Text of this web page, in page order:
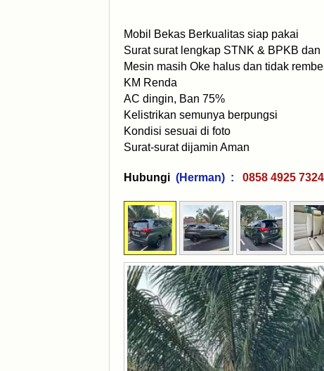
Mobil Bekas Berkualitas siap pakai
Surat surat lengkap STNK & BPKB
Mesin masih Oke halus dan tidak
KM Renda
AC dingin, Ban 75%
Kelistrikan semunya berpungsi
Kondisi sesuai di foto
Surat-surat dijamin Aman
Hubungi (Herman) : 0858 4925